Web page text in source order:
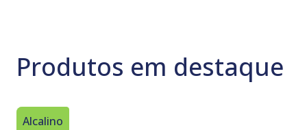
Produtos em destaque
Alcalino